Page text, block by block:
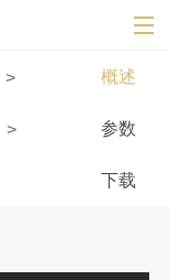
概述
参数
下载